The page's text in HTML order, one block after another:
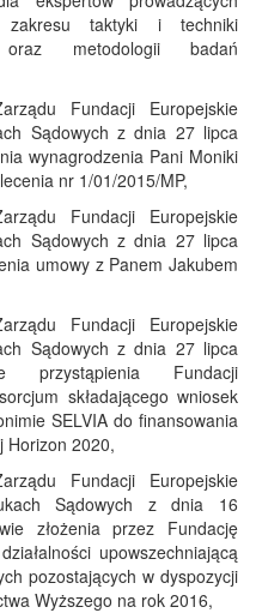
taktyki i techniki
metodologii badań
Fundacji Europejskie
Sądowych z dnia 27 lipca
wynagrodzenia Pani Moniki
nr 1/01/2015/MP,
Fundacji Europejskie
Sądowych z dnia 27 lipca
umowy z Panem Jakubem
Fundacji Europejskie
Sądowych z dnia 27 lipca
Fundacji
składającego wniosek
SELVIA do finansowania
Horizon 2020,
Fundacji Europejskie
Sądowych z dnia 16
złożenia przez Fundację
upowszechniającą
pozostających w dyspozycji
Wyższego na rok 2016,